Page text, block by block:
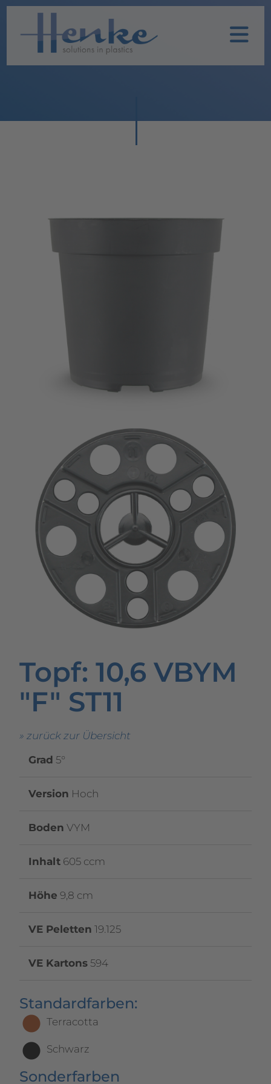
Home
Leistungen
Produkte
TOPFIT
Produkte
Imagevideo
Kontakt
Topf: 10,6 VBYM
"F" ST11
» zurück zur Übersicht
Grad 5°
Version Hoch
Boden VYM
Inhalt 605 ccm
Höhe 9,8 cm
VE Peletten 19.125
VE Kartons 594
Standardfarben:
Terracotta
Schwarz
Sonderfarben